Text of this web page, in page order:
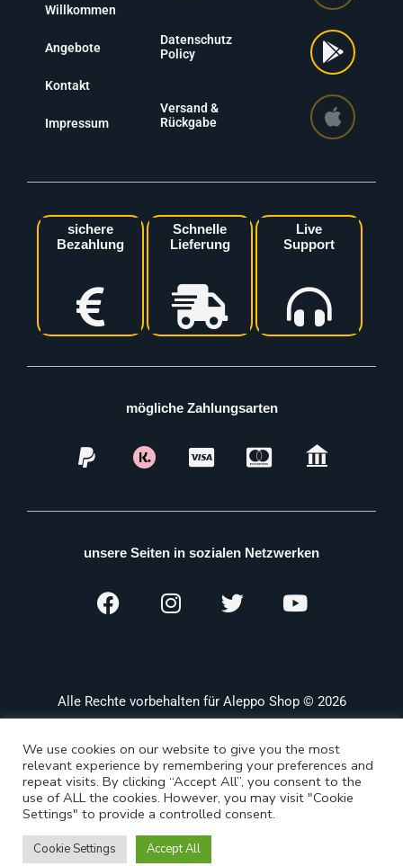
Willkommen
Angebote
Kontakt
Impressum
Datenschutz
Policy
Versand &
Rückgabe
sichere
Bezahlung
Schnelle
Lieferung
Live
Support
mögliche Zahlungsarten
unsere Seiten in sozialen Netzwerken
Alle Rechte vorbehalten für Aleppo Shop © 2026
We use cookies on our website to give you the most
relevant experience by remembering your preferences and
repeat visits. By clicking “Accept All”, you consent to the
use of ALL the cookies. However, you may visit "Cookie
Settings" to provide a controlled consent.
Cookie Settings Accept All